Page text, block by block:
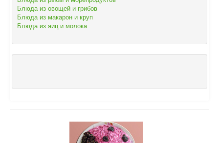
Блюда из овощей и грибов
Блюда из макарон и круп
Блюда из яиц и молока